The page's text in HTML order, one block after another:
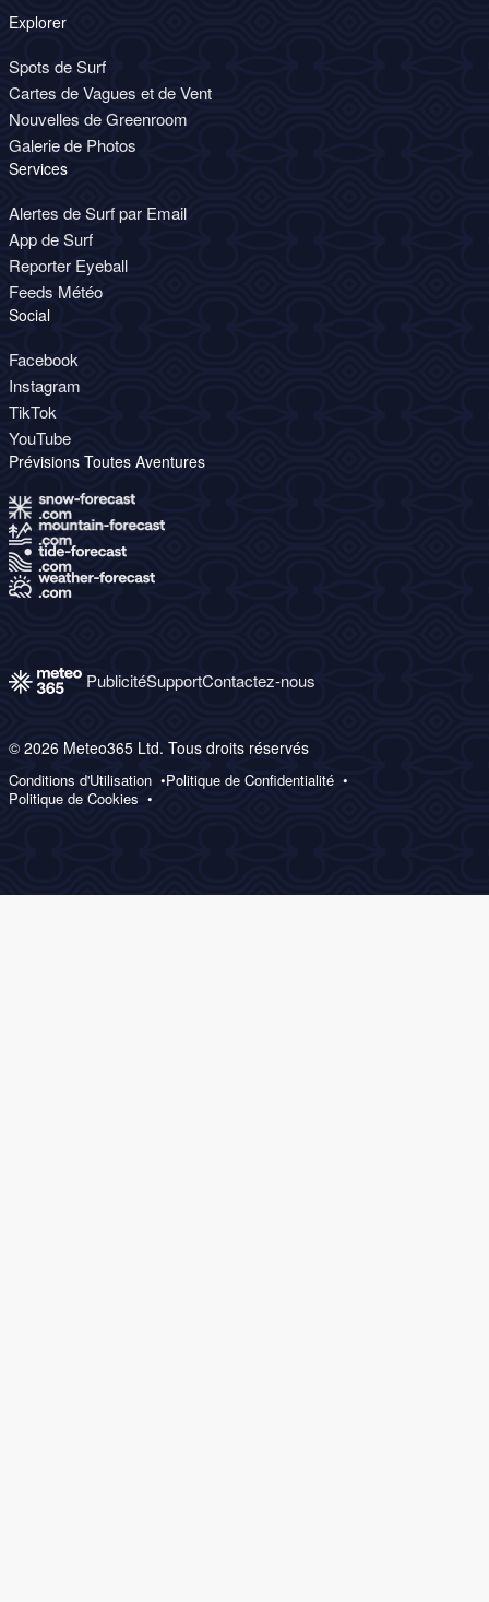
Explorer
Spots de Surf
Cartes de Vagues et de Vent
Nouvelles de Greenroom
Galerie de Photos
Services
Alertes de Surf par Email
App de Surf
Reporter Eyeball
Feeds Météo
Social
Facebook
Instagram
TikTok
YouTube
Prévisions Toutes Aventures
PublicitéSupportContactez-nous
© 2026 Meteo365 Ltd. Tous droits réservés
Conditions d'Utilisation
Politique de Confidentialité
Politique de Cookies